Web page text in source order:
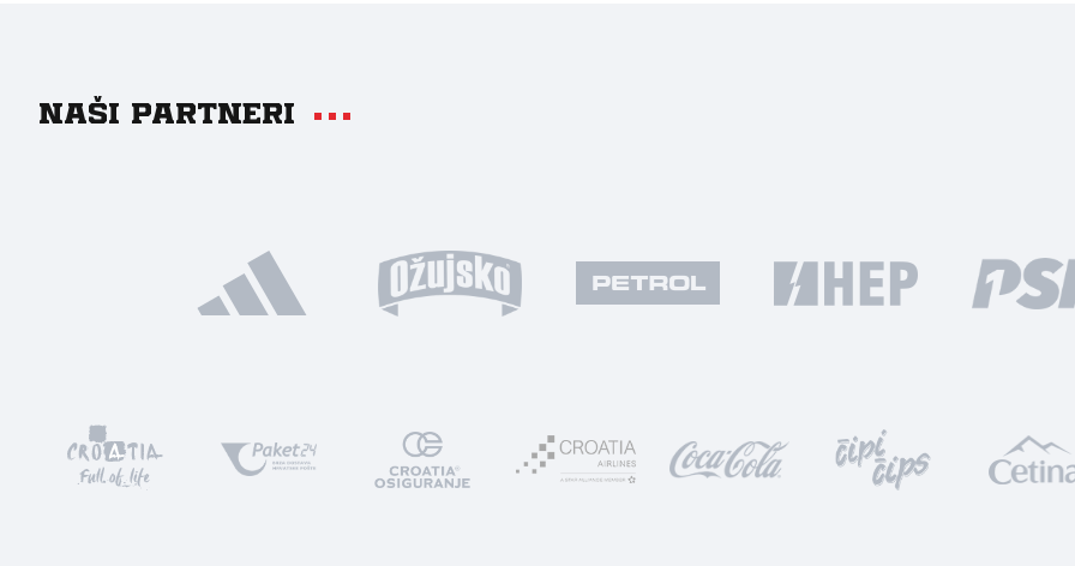
Naši partneri